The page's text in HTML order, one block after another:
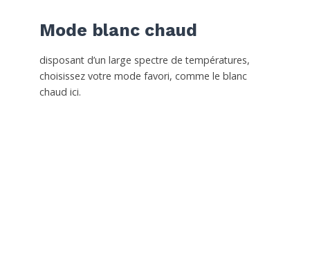
Mode blanc chaud
disposant d’un large spectre de températures,
choisissez votre mode favori, comme le blanc
chaud ici.